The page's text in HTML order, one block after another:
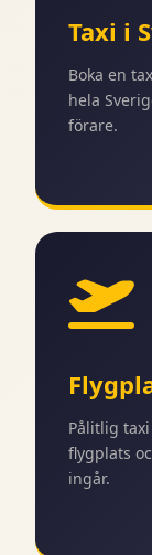
Taxi i
Boka en
hela
förare.
Pålitlig
flygplats
ingår.